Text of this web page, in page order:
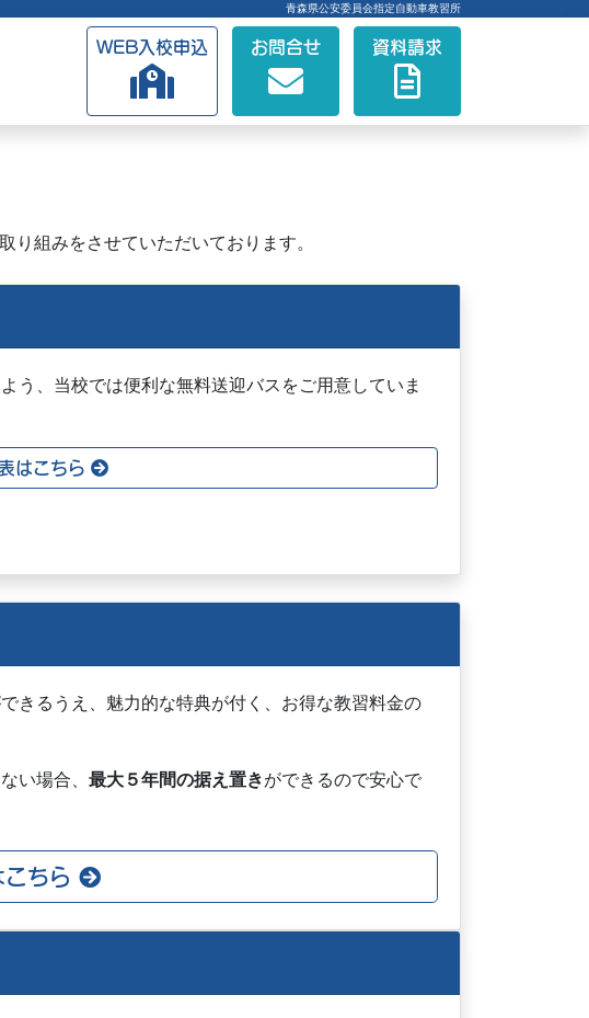
青森県公安委員会指定自動車教習所
WEB入校申込 お問合せ 資料請求
組みをさせていただいております。
う、当校では便利な無料送迎バスをご用意していま
はこちら
きるうえ、魅力的な特典が付く、お得な教習料金の
い場合、 最大５年間の据え置きができるので安心で
ちら